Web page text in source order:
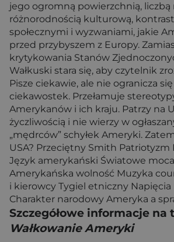
jego ogromną powierzchnią, liczbą
różnorodnością kulturową,
społecznymi i wyzwaniami, jakie
przed przybyszem z Europy.
krytykowania Stanów
Wałkuski stara się, aby czytelnik
Pisze ciekawie, ale nie ogranicza
ciekawostek. Przełamuje
Amerykanów i ich kraju. Patrzy na
życzliwością i nie wierzy w
„mędrców” schyłek Ameryki.
USA? Przeciętny Smith Patriotyzm
Język amerykański Światowe
Amerykańska wolność Muzyka
i kierowcy Tygiel etniczny Napięcia
Charakter narodowy Ameryka a
Szczegółowe informacje na
Wałkowanie Ameryki